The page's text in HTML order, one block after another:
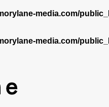
media.com/
media.com/